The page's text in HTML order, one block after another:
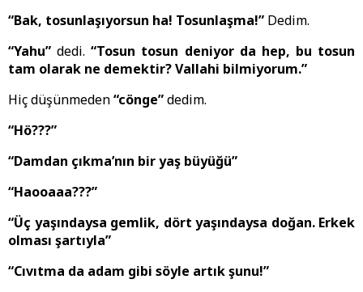
“Bak, tosunlaşıyorsun ha! Tosunlaşma!” Dedim.
“Yahu” dedi.“Tosun tosun deniyor da hep, bu tosun
tam olarak ne demektir? Vallahi bilmiyorum.”
Hiç düşünmeden“cönge”dedim.
“Hö???”
“Damdan çıkma’nın bir yaş büyüğü”
“Haooaaa???”
“Üç yaşındaysa gemlik, dört yaşındaysa doğan. Erkek
olması şartıyla”
“Cıvıtma da adam gibi söyle artık şunu!”